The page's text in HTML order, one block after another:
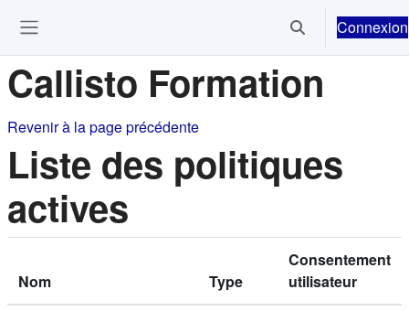
Activer/Connexion
Callisto Formation
Revenir à la page précédente
Liste des politiques
actives
Nom Type
Consentement
utilisateur